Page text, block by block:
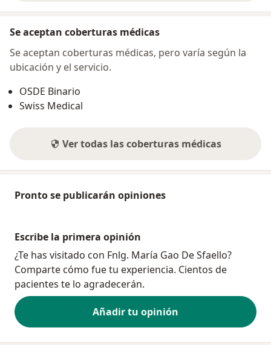
Se aceptan coberturas médicas
Se aceptan coberturas médicas, pero varía según la
ubicación y el servicio.
OSDE Binario
Swiss Medical
Ver todas las coberturas médicas
Pronto se publicarán opiniones
Escribe la primera opinión
¿Te has visitado con Fnlg. María Gao De Sfaello?
Comparte cómo fue tu experiencia. Cientos de
pacientes te lo agradecerán.
Añadir tu opinión